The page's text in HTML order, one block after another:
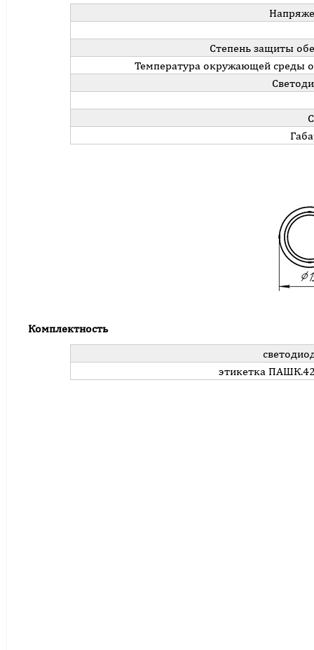
Степень защиты
Температура окружающей среды
Комплектность
этикетка